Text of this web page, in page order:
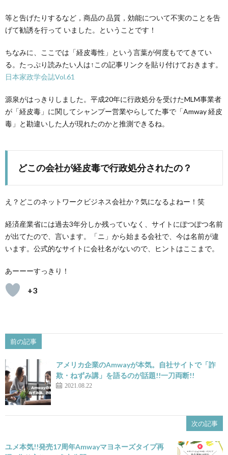
等と告げたりするなど，商品の 品質，効能について不実のことを告
げて勧誘を行って いました。ということです！
ちなみに、ここでは「経皮毒性」という言葉が何度もでてきてい
る。たっぷり読みたい人は↑この記事リンクを貼り付けておきます。
日本家政学会誌Vol.61
源泉がはっきりしました。平成20年に行政処分を受けたMLM事業者
が「経皮毒」に関してシャンプー営業やらしてた事で「Amway 経皮
毒」と勘違いした人が現れたのかと推測できるね。
どこの会社が経皮毒で行政処分されたの？
え？どこのネットワークビジネス会社か？気になるよねー！笑
経済産業省には過去3年分しか残っていなく、サイトにぽつぽつ名前
が出てたので、言います。「ニ」から始まる会社で、今は名前が違
います。公式的なサイトに会社名がないので、ヒントはここまで。
あーーーすっきり！
+3
前の記事
アメリカ企業のAmwayが本気。自社サイトで「詐
欺・ねずみ講」を語るのが話題!!一刀両断!!
2021.08.22
次の記事
ユメ本気!!発売17周年Amwayマヨネーズタイプ再